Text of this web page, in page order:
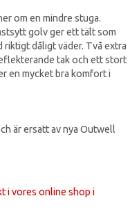
om en mindre stuga.
golv ger ett tält som
dåligt väder. Två extra
tak och ett stort
en mycket bra komfort i
är ersatt av nya Outwell
i vores online shop i